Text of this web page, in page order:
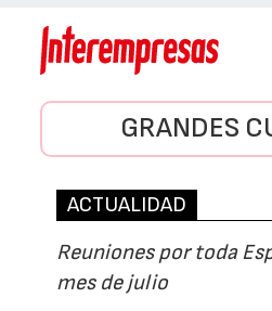
GRANDES
ACTUALIDAD
Reuniones por toda
mes de julio